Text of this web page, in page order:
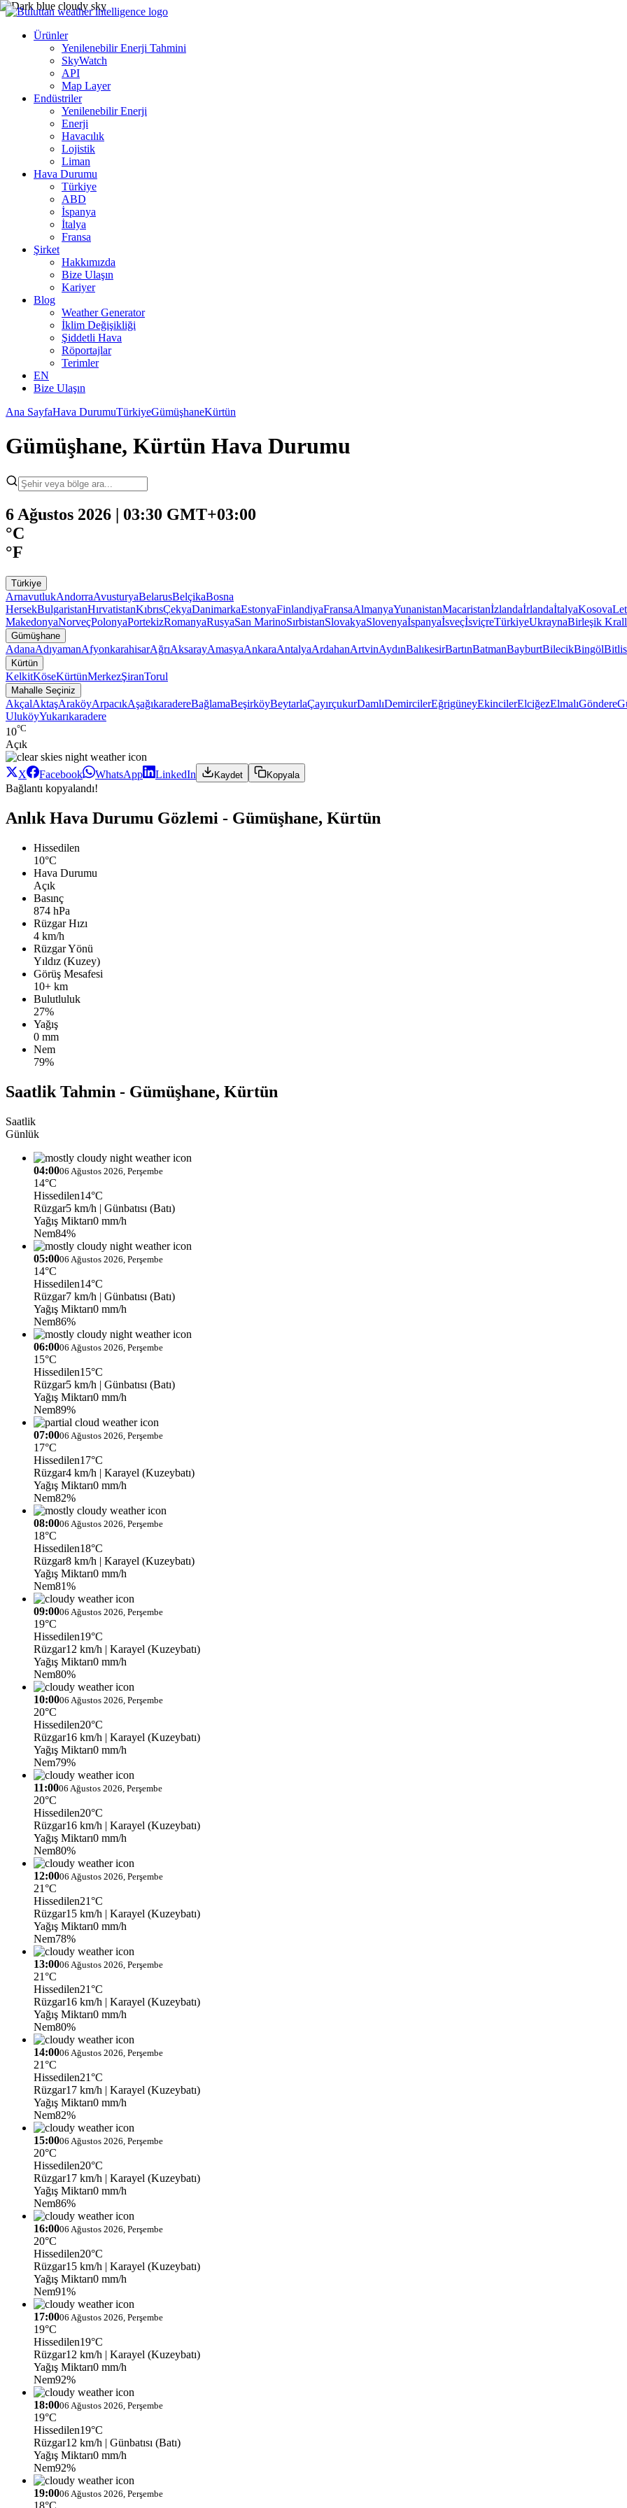
Ürünler
Yenilenebilir Enerji Tahmini
SkyWatch
API
Map Layer
Endüstriler
Yenilenebilir Enerji
Enerji
Havacılık
Lojistik
Liman
Hava Durumu
Türkiye
ABD
İspanya
İtalya
Fransa
Şirket
Hakkımızda
Bize Ulaşın
Kariyer
Blog
Weather Generator
İklim Değişikliği
Şiddetli Hava
Röportajlar
Terimler
EN
Bize Ulaşın
Ana SayfaHava DurumuTürkiyeGümüşhaneKürtün
Gümüşhane, Kürtün Hava Durumu
6 Ağustos 2026 | 03:30 GMT+03:00
°C
°F
Türkiye
ArnavutlukAndorraAvusturyaBelarusBelçikaBosna
HersekBulgaristanHırvatistanKıbrısÇekyaDanimarkaEstonyaFinlandiyaFransaAlmanyaYunanistanMacaristanİzlandaİrlandaİtalyaKosova
MakedonyaNorveçPolonyaPortekizRomanyaRusyaSan MarinoSırbistanSlovakyaSlovenyaİspanyaİsveçİsviçreTürkiyeUkraynaBirleşik
Gümüşhane
AdanaAdıyamanAfyonkarahisarAğrıAksarayAmasyaAnkaraAntalyaArdahanArtvinAydınBalıkesirBartınBatmanBayburtBilecikBingölBitlis
Kürtün
KelkitKöseKürtünMerkezŞiranTorul
Mahalle Seçiniz
AkçalAktaşAraköyArpacıkAşağıkaradereBağlamaBeşirköyBeytarlaÇayırçukurDamlıDemircilerEğrigüneyEkincilerElciğezElmalıGöndere
UluköyYukarıkaradere
10°C
Açık
X Facebook WhatsApp LinkedIn Kaydet Kopyala
Bağlantı kopyalandı!
Anlık Hava Durumu Gözlemi - Gümüşhane, Kürtün
Hissedilen
10°C
Hava Durumu
Açık
Basınç
874 hPa
Rüzgar Hızı
4 km/h
Rüzgar Yönü
Yıldız (Kuzey)
Görüş Mesafesi
10+ km
Bulutluluk
27%
Yağış
0 mm
Nem
79%
Saatlik Tahmin - Gümüşhane, Kürtün
Saatlik
Günlük
04:0006 Ağustos 2026, Perşembe
14°C
Hissedilen14°C
Rüzgar5 km/h | Günbatısı (Batı)
Yağış Miktarı0 mm/h
Nem84%
05:0006 Ağustos 2026, Perşembe
14°C
Hissedilen14°C
Rüzgar7 km/h | Günbatısı (Batı)
Yağış Miktarı0 mm/h
Nem86%
06:0006 Ağustos 2026, Perşembe
15°C
Hissedilen15°C
Rüzgar5 km/h | Günbatısı (Batı)
Yağış Miktarı0 mm/h
Nem89%
07:0006 Ağustos 2026, Perşembe
17°C
Hissedilen17°C
Rüzgar4 km/h | Karayel (Kuzeybatı)
Yağış Miktarı0 mm/h
Nem82%
08:0006 Ağustos 2026, Perşembe
18°C
Hissedilen18°C
Rüzgar8 km/h | Karayel (Kuzeybatı)
Yağış Miktarı0 mm/h
Nem81%
09:0006 Ağustos 2026, Perşembe
19°C
Hissedilen19°C
Rüzgar12 km/h | Karayel (Kuzeybatı)
Yağış Miktarı0 mm/h
Nem80%
10:0006 Ağustos 2026, Perşembe
20°C
Hissedilen20°C
Rüzgar16 km/h | Karayel (Kuzeybatı)
Yağış Miktarı0 mm/h
Nem79%
11:0006 Ağustos 2026, Perşembe
20°C
Hissedilen20°C
Rüzgar16 km/h | Karayel (Kuzeybatı)
Yağış Miktarı0 mm/h
Nem80%
12:0006 Ağustos 2026, Perşembe
21°C
Hissedilen21°C
Rüzgar15 km/h | Karayel (Kuzeybatı)
Yağış Miktarı0 mm/h
Nem78%
13:0006 Ağustos 2026, Perşembe
21°C
Hissedilen21°C
Rüzgar16 km/h | Karayel (Kuzeybatı)
Yağış Miktarı0 mm/h
Nem80%
14:0006 Ağustos 2026, Perşembe
21°C
Hissedilen21°C
Rüzgar17 km/h | Karayel (Kuzeybatı)
Yağış Miktarı0 mm/h
Nem82%
15:0006 Ağustos 2026, Perşembe
20°C
Hissedilen20°C
Rüzgar17 km/h | Karayel (Kuzeybatı)
Yağış Miktarı0 mm/h
Nem86%
16:0006 Ağustos 2026, Perşembe
20°C
Hissedilen20°C
Rüzgar15 km/h | Karayel (Kuzeybatı)
Yağış Miktarı0 mm/h
Nem91%
17:0006 Ağustos 2026, Perşembe
19°C
Hissedilen19°C
Rüzgar12 km/h | Karayel (Kuzeybatı)
Yağış Miktarı0 mm/h
Nem92%
18:0006 Ağustos 2026, Perşembe
19°C
Hissedilen19°C
Rüzgar12 km/h | Günbatısı (Batı)
Yağış Miktarı0 mm/h
Nem92%
19:0006 Ağustos 2026, Perşembe
18°C